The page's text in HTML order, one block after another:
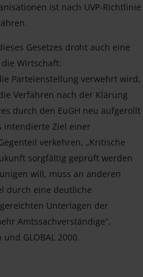
ist nach UVP-Richtlinie
Gesetzes droht auch eine
Wirtschaft:
Parteienstellung verwehrt wird,
Verfahren nach der Klärung
durch den EuGH neu aufgerollt
intendierte Ziel einer
verkehren. „Kritische
sorgfältig geprüft werden
will, muss an anderen
durch eine deutliche
Unterlagen der
Amtssachverständige“,
GLOBAL 2000.